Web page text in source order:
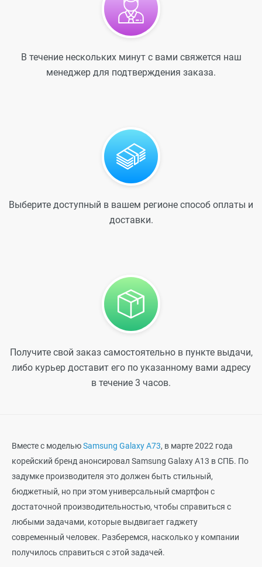
В течение нескольких минут с вами свяжется наш
менеджер для подтверждения заказа.
Выберите доступный в вашем регионе способ оплаты и
доставки.
Получите свой заказ самостоятельно в пункте выдачи,
либо курьер доставит его по указанному вами адресу
в течение 3 часов.
Вместе с модельюSamsung Galaxy A73, в марте 2022 года
корейский бренд анонсировал Samsung Galaxy A13 в СПБ. По
задумке производителя это должен быть стильный,
бюджетный, но при этом универсальный смартфон с
достаточной производительностью, чтобы справиться с
любыми задачами, которые выдвигает гаджету
современный человек. Разберемся, насколько у компании
получилось справиться с этой задачей.